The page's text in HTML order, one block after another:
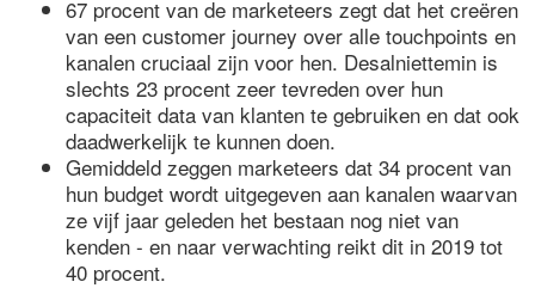
67 procent van de marketeers zegt dat het creëren
van een customer journey over alle touchpoints en
kanalen cruciaal zijn voor hen. Desalniettemin is
slechts 23 procent zeer tevreden over hun
capaciteit data van klanten te gebruiken en dat ook
daadwerkelijk te kunnen doen.
Gemiddeld zeggen marketeers dat 34 procent van
hun budget wordt uitgegeven aan kanalen waarvan
ze vijf jaar geleden het bestaan nog niet van
kenden - en naar verwachting reikt dit in 2019 tot
40 procent.